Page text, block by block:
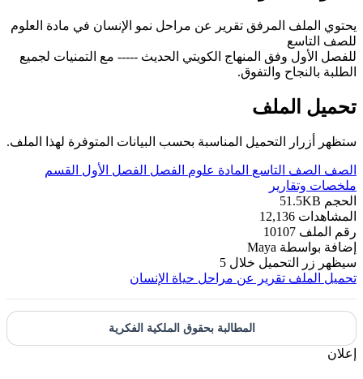
يحتوي الملف المرفق تقرير عن مراحل نمو الإنسان في مادة العلوم
للصف التاسع
للفصل الأول وفق المنهاج الكويتي الحديث ----- مع التمنيات لجميع
الطلبة بالنجاح والتفوق.
تحميل الملف
ستظهر أزرار التحميل المناسبة بحسب البيانات المتوفرة لهذا الملف.
الصف الصف التاسع المادة علوم الفصل الفصل الأول
القسم
ملخصات وتقارير
الحجم 51.5KB
المشاهدات 12,136
رقم الملف 10107
إضافة بواسطة Maya
سيظهر زر التحميل خلال 5
تحميل الملف تقرير عن مراحل حياة الإنسان
المطالبة بحقوق الملكية الفكرية
إعلان